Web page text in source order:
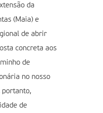
da
(Maia) e
de abrir
concreta aos
de
no nosso
portanto,
de